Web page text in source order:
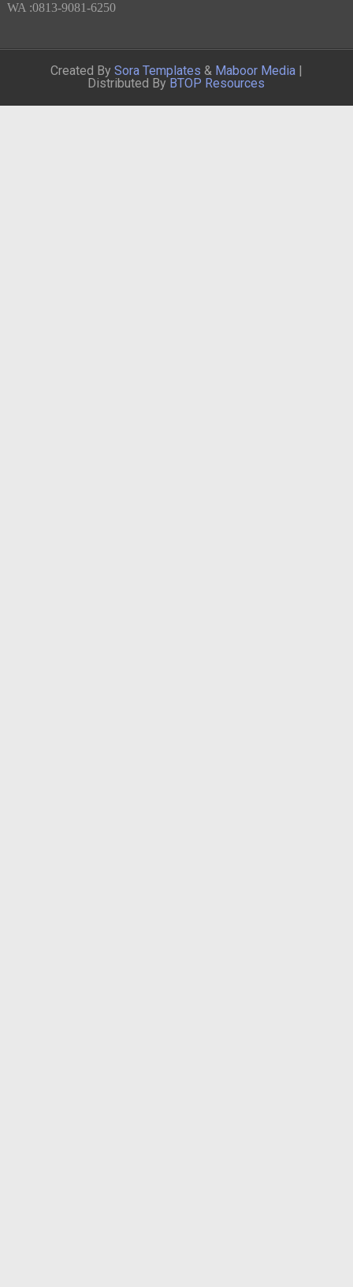
WA :0813-9081-6250
Created By Sora Templates & Maboor Media|
Distributed By BTOP Resources